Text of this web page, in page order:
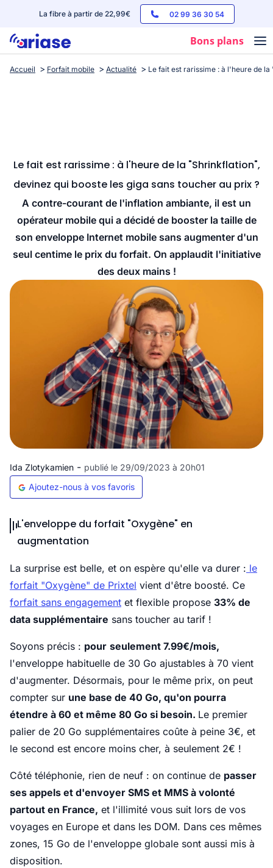
La fibre à partir de 22,99€ 02 99 36 30 54
Bons plans
Box internet
Streaming
Accueil Forfait mobile Actualité Le fait est rarissime : à l'heure de
Le fait est rarissime : à l'heure de la "Shrinkflation",
devinez qui booste les giga sans toucher au prix ?
A contre-courant de l'inflation ambiante, il est un
opérateur mobile qui a décidé de booster la taille de
son enveloppe Internet mobile sans augmenter d'un
seul centime le prix du forfait. On applaudit l'initiative
des deux mains !
Ida Zlotykamien - publié le 29/09/2023 à 20h01
Ajoutez-nous à vos favoris
L'enveloppe du forfait "Oxygène" en
augmentation
La surprise est belle, et on espère qu'elle va durer : le
forfait "Oxygène" de Prixtel vient d'être boosté. Ce
forfait sans engagement et flexible propose 33% de
data supplémentaire sans toucher au tarif !
Soyons précis : pour seulement 7.99€/mois,
l'enveloppe habituelle de 30 Go ajustables à 70 vient
d'augmenter. Désormais, pour le même prix, on peut
compter sur une base de 40 Go, qu'on pourra
étendre à 60 et même 80 Go si besoin. Le premier
palier de 20 Go supplémentaires coûte à peine 3€, et
le second est encore moins cher, à seulement 2€ !
Côté téléphonie, rien de neuf : on continue de passer
ses appels et d'envoyer SMS et MMS à volonté
partout en France, et l'illimité vous suit lors de vos
voyages en Europe et dans les DOM. Dans ces mêmes
zones, 15 Go de l'enveloppe globale sont aussi mis à
disposition.